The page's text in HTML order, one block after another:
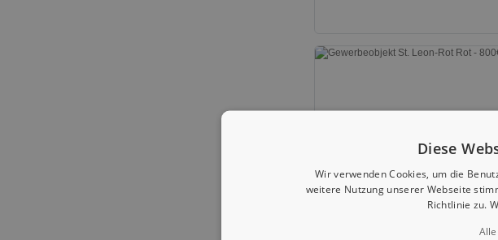
Diese
Wir verwenden Cookies, um die
weitere Nutzung unserer Webseite
Richtlinie zu.